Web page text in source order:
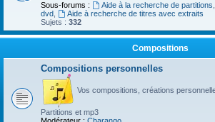
Sous-forums : Aide à la recherche de partitions
dvd
Aide à recherche de titres avec extraits
Sujets : 332
Compositions
Compositions personnelles
Vos compositions, créations
Partitions et mp3